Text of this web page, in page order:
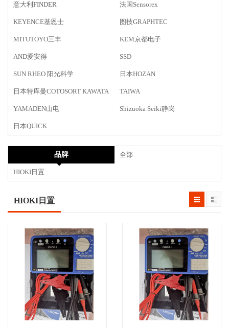
意大利FINDER 法国Sensorex
KEYENCE基恩士 图技GRAPHTEC
MITUTOYO三丰 KEM京都电子
AND爱安得 SSD
SUN RHEO 阳光科学 日本HOZAN
日本特库曼COTOSORT KAWATA TAIWA
YAMADEN山电 Shizuoka Seiki静岗
日本QUICK
品牌 全部
HIOKI日置
HIOKI日置